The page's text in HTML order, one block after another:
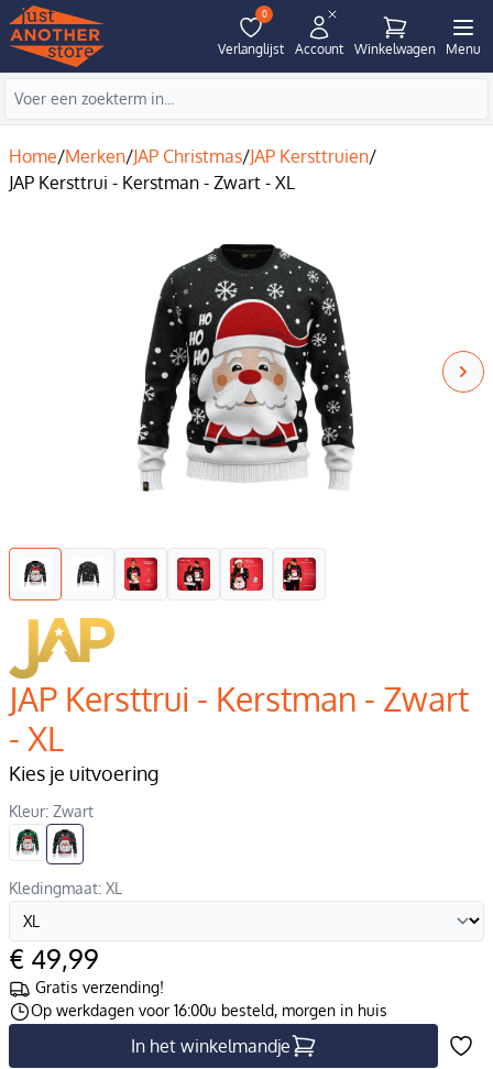
0
Verlanglijst Account Winkelwagen Menu
Home/Merken/JAP Christmas/JAP Kersttruien/
JAP Kersttrui - Kerstman - Zwart - XL
JAP Kersttrui - Kerstman - Zwart
- XL
Kies je uitvoering
Kleur: Zwart
Kledingmaat: XL
€ 49,99
Gratis verzending!
Op werkdagen voor 16:00u besteld, morgen in huis
In het winkelmandje